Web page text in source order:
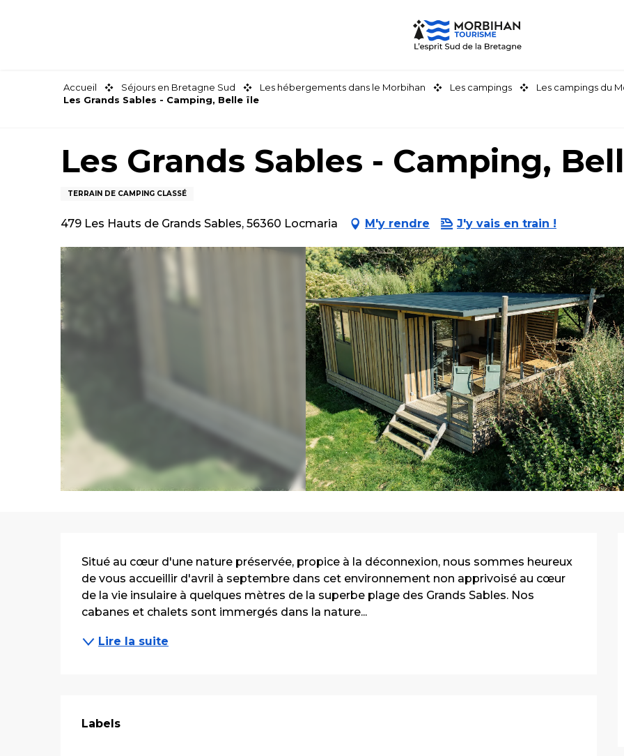
Accueil Séjours en Bretagne Sud Les hébergements dans le Morbihan Les campings
Les campings du
Les Grands Sables - Camping, Belle ïle
Les Grands Sables - Camping,
TERRAIN DE CAMPING CLASSÉ
479 Les Hauts de Grands Sables, 56360 Locmaria M'y rendre J'y vais en train !
Description
Situé au cœur d'une nature préservée, propice à la déconnexion, nous sommes heureux
de vous accueillir d'avril à septembre dans cet environnement non apprivoisé au cœur
de la vie insulaire à quelques mètres de la superbe plage des Grands Sables. Nos
cabanes et chalets sont immergés dans la nature...
Lire la suite
Offres de prestations
Labels
Labels